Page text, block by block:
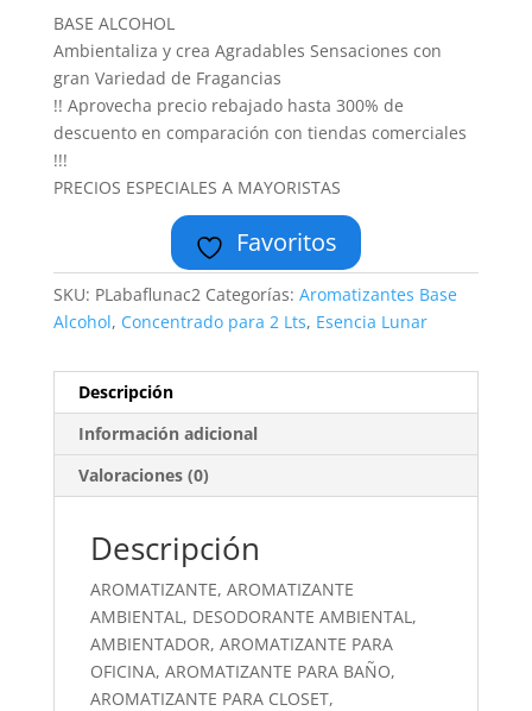
BASE ALCOHOL
Ambientaliza y crea Agradables Sensaciones con
gran Variedad de Fragancias
!! Aprovecha precio rebajado hasta 300% de
descuento en comparación con tiendas comerciales
!!!
PRECIOS ESPECIALES A MAYORISTAS
Favoritos
SKU: PLabaflunac2 Categorías: Aromatizantes Base
Alcohol, Concentrado para 2 Lts, Esencia Lunar
Descripción
Información adicional
Valoraciones (0)
Descripción
AROMATIZANTE, AROMATIZANTE
AMBIENTAL, DESODORANTE AMBIENTAL,
AMBIENTADOR, AROMATIZANTE PARA
OFICINA, AROMATIZANTE PARA BAÑO,
AROMATIZANTE PARA CLOSET,